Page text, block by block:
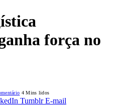
força no
4 Mins lidos
Tumblr E-mail